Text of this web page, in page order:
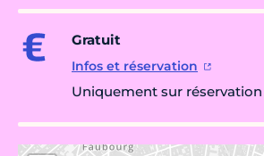
Gratuit
Infos et réservation
Uniquement sur réservation